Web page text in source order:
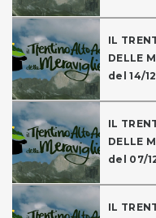
IL
DELLE
del 14/
IL
DELLE
del 07/
IL